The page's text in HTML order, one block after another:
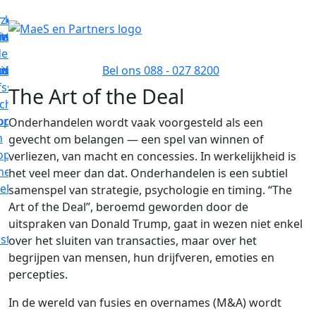
kopen
Bel ons 088 - 027 8200
The Art of the Deal
Onderhandelen wordt vaak voorgesteld als een
gevecht om belangen — een spel van winnen of
verliezen, van macht en concessies. In werkelijkheid is
het veel meer dan dat. Onderhandelen is een subtiel
samenspel van strategie, psychologie en timing. “The
Art of the Deal”, beroemd geworden door de
uitspraken van Donald Trump, gaat in wezen niet enkel
over het sluiten van transacties, maar over het
begrijpen van mensen, hun drijfveren, emoties en
percepties.
In de wereld van fusies en overnames (M&A) wordt